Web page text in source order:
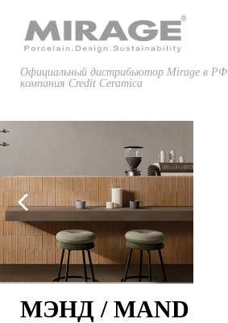
Официальный дистрибьютор Mirage в РФ
компания Credit Ceramica
МЭНД / MAND